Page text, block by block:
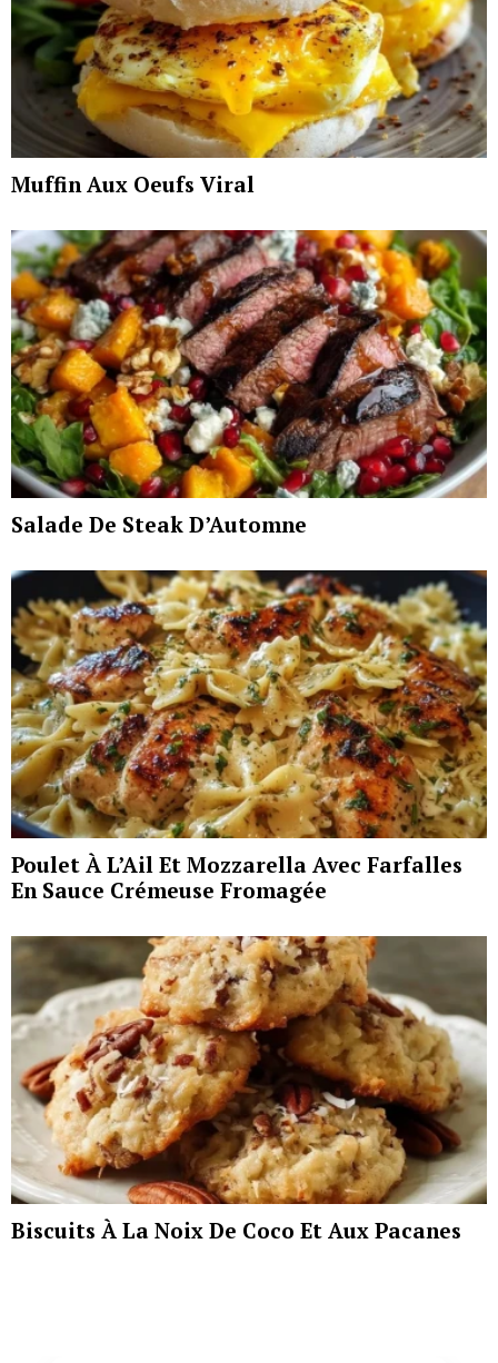
Muffin Aux Oeufs Viral
Salade De Steak D’Automne
Poulet À L’Ail Et Mozzarella Avec Farfalles
En Sauce Crémeuse Fromagée
Biscuits À La Noix De Coco Et Aux Pacanes